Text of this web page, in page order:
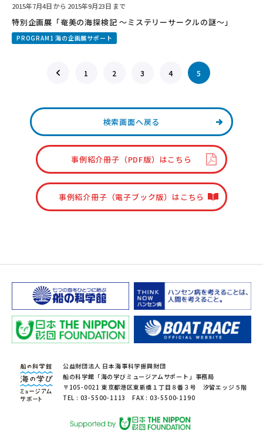
2015年7月4日 から 2015年9月23日 まで
特別企画展「奄美の海探検記 ～ミステリーサークルの謎〜」
PROGRAM1 海の企画展サポート
1 2 3 4 5
検索画面へ戻る
事例紹介冊子（PDF版）はこちら
事例紹介冊子（電子ブック版）はこちら
公益財団法人 日本海事科学振興財団
船の科学館「海の学びミュージアムサポート」事務局
〒105-0021 東京都港区東新橋１丁目８番３号 汐留エッジ５階
TEL : 03-5500-1113 FAX : 03-5500-1190